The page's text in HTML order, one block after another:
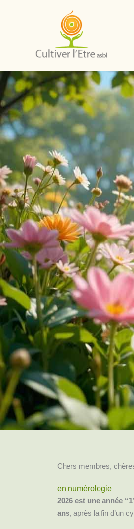
Chers membres,
en numérologie
2026 est une année
ans, après la fin d’un